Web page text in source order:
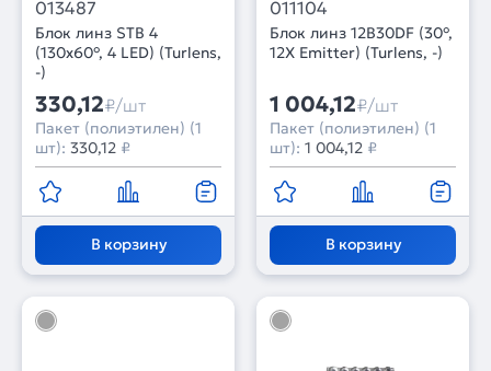
013487
Блок линз STB 4
(130x60°, 4 LED) (Turlens,
-)
330,12₽/шт
Пакет (полиэтилен) (1
шт): 330,12 ₽
В корзину
011104
Блок линз 12B30DF (30°,
12X Emitter) (Turlens, -)
1 004,12₽/шт
Пакет (полиэтилен) (1
шт): 1 004,12 ₽
В корзину